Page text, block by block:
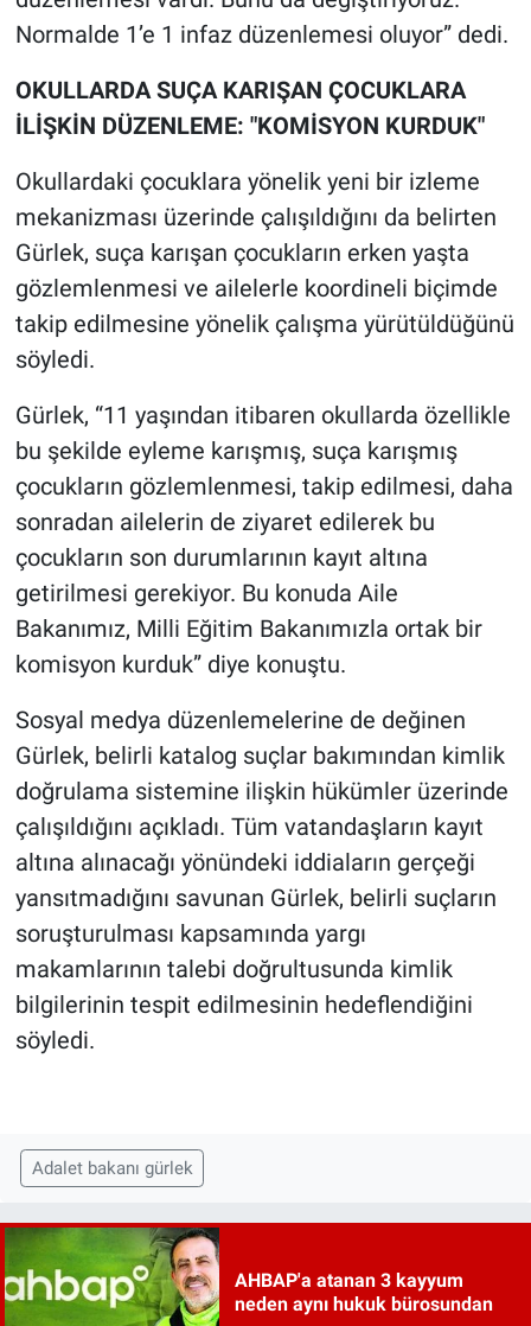
Normalde 1’e 1 infaz düzenlemesi oluyor” dedi.
OKULLARDA SUÇA KARIŞAN ÇOCUKLARA
İLİŞKİN DÜZENLEME: "KOMİSYON KURDUK"
Okullardaki çocuklara yönelik yeni bir izleme
mekanizması üzerinde çalışıldığını da belirten
Gürlek, suça karışan çocukların erken yaşta
gözlemlenmesi ve ailelerle koordineli biçimde
takip edilmesine yönelik çalışma yürütüldüğünü
söyledi.
Gürlek, “11 yaşından itibaren okullarda özellikle
bu şekilde eyleme karışmış, suça karışmış
çocukların gözlemlenmesi, takip edilmesi, daha
sonradan ailelerin de ziyaret edilerek bu
çocukların son durumlarının kayıt altına
getirilmesi gerekiyor. Bu konuda Aile
Bakanımız, Milli Eğitim Bakanımızla ortak bir
komisyon kurduk” diye konuştu.
Sosyal medya düzenlemelerine de değinen
Gürlek, belirli katalog suçlar bakımından kimlik
doğrulama sistemine ilişkin hükümler üzerinde
çalışıldığını açıkladı. Tüm vatandaşların kayıt
altına alınacağı yönündeki iddiaların gerçeği
yansıtmadığını savunan Gürlek, belirli suçların
soruşturulması kapsamında yargı
makamlarının talebi doğrultusunda kimlik
bilgilerinin tespit edilmesinin hedeflendiğini
söyledi.
Adalet bakanı gürlek
AHBAP'a atanan 3 kayyum
neden aynı hukuk bürosundan